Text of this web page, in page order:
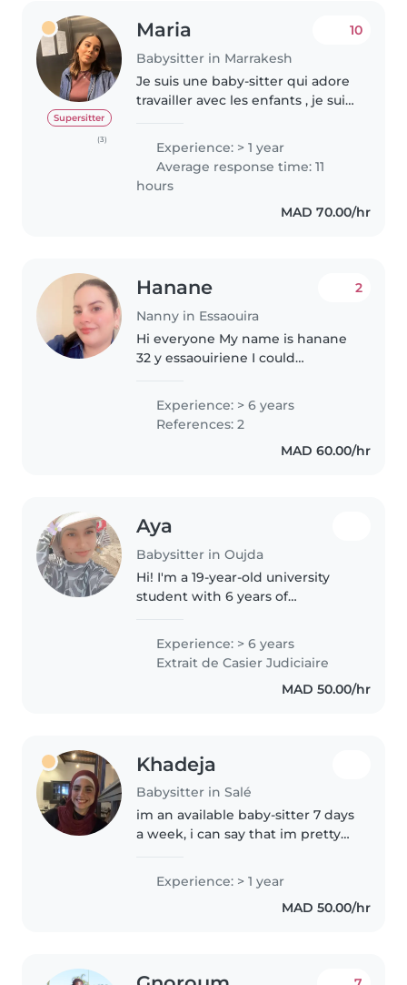
Supersitter
(3)
Maria
Babysitter in Marrakesh
10
Je suis une baby-sitter qui adore
travailler avec les enfants , je suis
patiente. Je parle couramment
l'anglais, l'arabe et le français, ce
qui me permet..
Experience: > 1 year
Average response time: 11
hours
MAD 70.00/hr
Hanane
Nanny in Essaouira
2
Hi everyone My name is hanane
32 y essaouiriene I could
playing football ... I found that
my best time is it when I take
care of a child , this adventure..
Experience: > 6 years
References: 2
MAD 60.00/hr
Aya
Babysitter in Oujda
Hi! I'm a 19-year-old university
student with 6 years of
five wonderful kids aged 7years
to 1 year , I'm very familiar..
Experience: > 6 years
Extrait de Casier Judiciaire
MAD 50.00/hr
Khadeja
Babysitter in Salé
im an available baby-sitter 7 days
a week, i can say that im pretty
im a trustful person who y can
count on without worring .i look
Experience: > 1 year
MAD 50.00/hr